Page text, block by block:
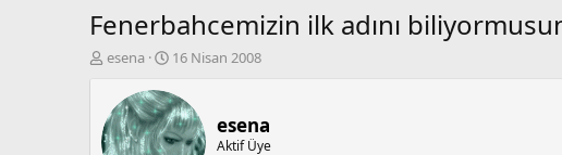
Fenerbahcemizin ilk adını
K
b
u
esena
B
ş
l
a
16 Nisan 2008
esena
Aktif Üye